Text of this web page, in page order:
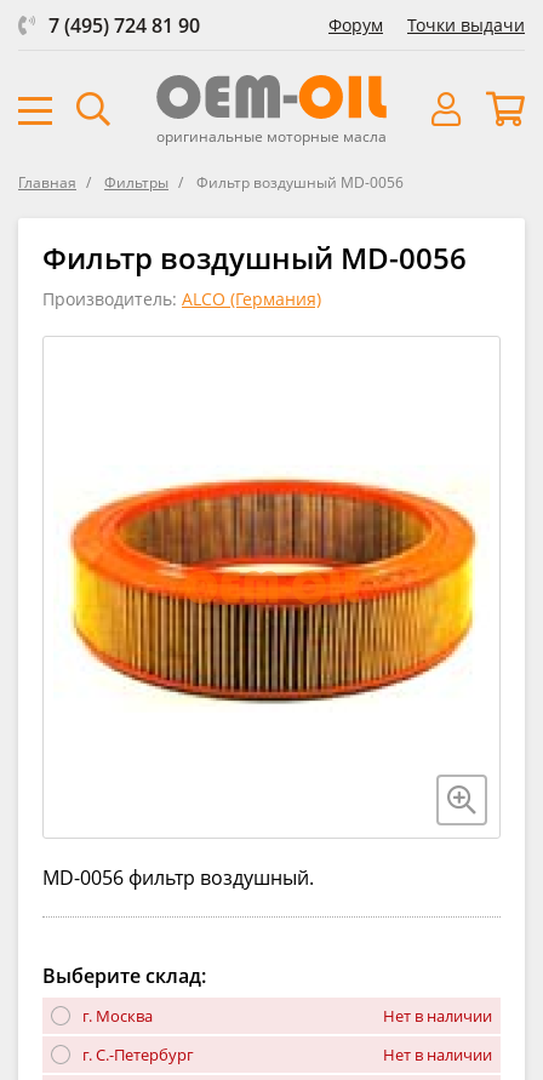
7 (495) 724 81 90 Форум Точки выдачи
оригинальные моторные масла
Главная Фильтры Фильтр воздушный MD-0056
Фильтр воздушный MD-0056
Производитель: ALCO (Германия)
MD-0056 фильтр воздушный.
Выберите склад:
г. Москва
Нет в наличии
г. С.-Петербург
Нет в наличии